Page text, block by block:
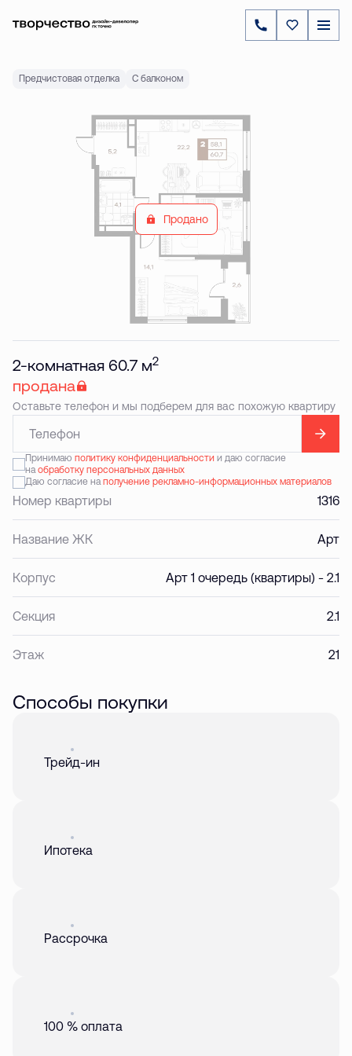
2-комнатная60.7 м Цена по запросу
Предчистовая отделка С балконом
Продано
2-комнатная 60.7 м2
продана
Оставьте телефон и мы подберем для вас похожую квартиру
Принимаю политику конфиденциальностии даю согласие
наобработку персональных данных
Даю согласие наполучение рекламно-информационных материалов
Номер квартиры 1316
Название ЖК Арт
Корпус Арт 1 очередь (квартиры) - 2.1
Секция 2.1
Этаж 21
Способы покупки
Трейд-ин
Ипотека
Рассрочка
100 % оплата